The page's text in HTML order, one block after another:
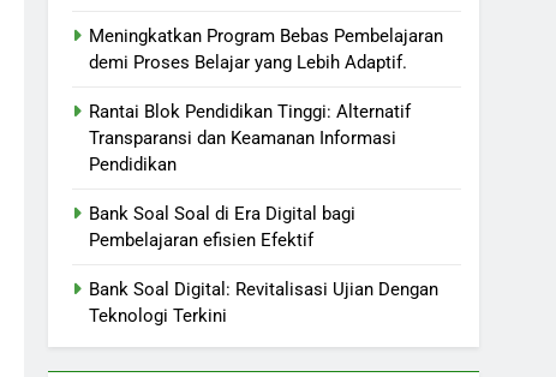
Meningkatkan Program Bebas Pembelajaran
demi Proses Belajar yang Lebih Adaptif.
Rantai Blok Pendidikan Tinggi: Alternatif
Transparansi dan Keamanan Informasi
Pendidikan
Bank Soal Soal di Era Digital bagi
Pembelajaran efisien Efektif
Bank Soal Digital: Revitalisasi Ujian Dengan
Teknologi Terkini